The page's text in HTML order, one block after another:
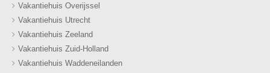
Vakantiehuis Overijssel
Vakantiehuis Utrecht
Vakantiehuis Zeeland
Vakantiehuis Zuid-Holland
Vakantiehuis Waddeneilanden